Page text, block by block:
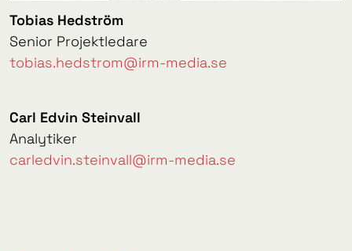
Tobias Hedström
Senior Projektledare
tobias.hedstrom@irm-media.se
Carl Edvin Steinvall
Analytiker
carledvin.steinvall@irm-media.se